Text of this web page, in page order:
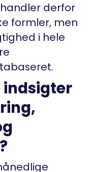
derfor
formler, men
i hele
indsigter